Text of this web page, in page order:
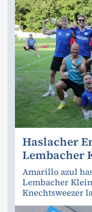
Haslacher
Lembacher
Amarillo azul
Lembacher
Knechtsweezer